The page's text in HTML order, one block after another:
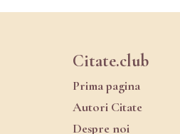
Citate.club
Prima pagina
Autori Citate
Despre noi